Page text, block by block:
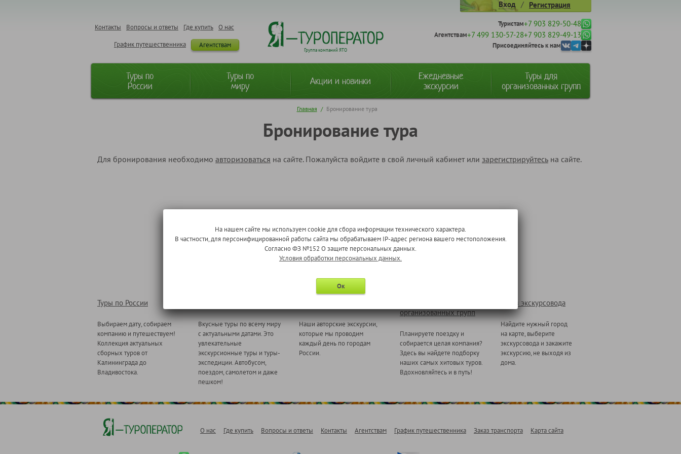
Вход / Регистрация
О нас
Где купить
Вопросы и ответы
Контакты
Агентствам
График путешественника
Группа компаний ЯТО
Туристам+7 903 829-50-48
Агентствам+7 499 130-57-28+7 903 829-49-13
Присоединяйтесь к нам
Туры по
России
Туры по
миру
Акции и новинки
Ежедневные
экскурсии
Туры для
организованных групп
Главная / Бронирование тура
Бронирование тура
Для бронирования необходимо авторизоваться на сайте. Пожалуйста войдите в свой личный кабинет или зарегистрируйтесь на сайте.
Туры по России
Выбираем дату, собираем
компанию и путешествуем!
Коллекция актуальных
сборных туров от
Калининграда до
Владивостока.
Вкусные туры по всему миру
с актуальными датами. Это
увлекательные
экскурсионные туры и туры-
экспедиции. Автобусом,
поездом, самолетом и даже
пешком!
Наши авторские экскурсии,
которые мы проводим
каждый день по городам
России.
организованных групп
Планируете поездку и
собирается целая компания?
Здесь вы найдете подборку
наших самых хитовых туров.
Вдохновляйтесь и в путь!
Заказ экскурсовода
Найдите нужный город
на карте, выберите
экскурсовода и закажите
экскурсию, не выходя из
дома.
О нас Где купить Вопросы и ответы Контакты Агентствам График путешественника Заказ транспорта Карта сайта
На нашем сайте мы используем cookie для сбора информации технического характера.
В частности, для персонифицированной работы сайта мы обрабатываем IP-адрес региона вашего местоположения.
Согласно ФЗ №152 О защите персональных данных.
Условия обработки персональных данных.
Ок